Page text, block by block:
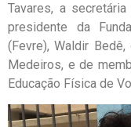
Tavares, a
presidente da
(Fevre), Waldir
Medeiros, e de
Educação Física de